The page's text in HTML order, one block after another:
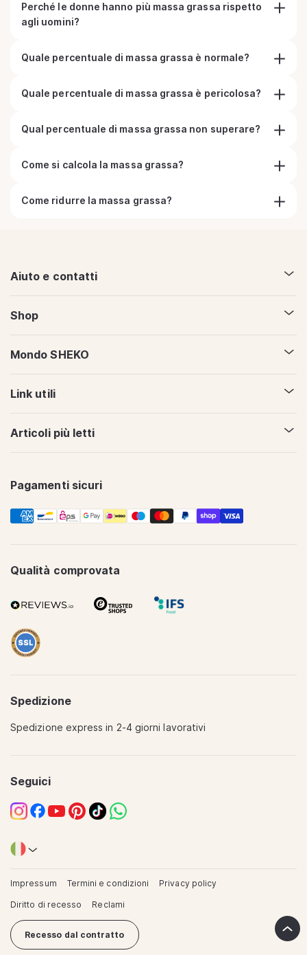
Perché le donne hanno più massa grassa rispetto
agli uomini?
Quale percentuale di massa grassa è normale?
Quale percentuale di massa grassa è pericolosa?
Qual percentuale di massa grassa non superare?
Come si calcola la massa grassa?
Come ridurre la massa grassa?
Aiuto e contatti
Shop
Mondo SHEKO
Link utili
Articoli più letti
Pagamenti sicuri
Metodi
Qualità comprovata
Spedizione
Translation
Spedizione express in 2-4 giorni lavorativi
Seguici
Instagram
Facebook
YouTubePinterest
TikTokWhatsApp
Impressum Termini e condizioni Privacy policy
Diritto di recesso Reclami
Recesso dal contratto